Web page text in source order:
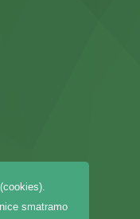
smatramo